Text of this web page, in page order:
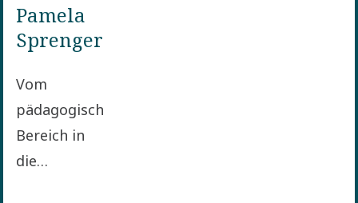
Pamela
Sprenger
Vom
pädagogischen
Bereich in
die